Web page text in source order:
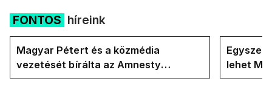
FONTOS híreink
Magyar Pétert és a közmédia
vezetését bírálta az Amnesty
International a Klubrádióban
lehet